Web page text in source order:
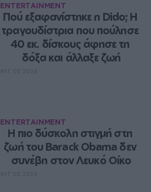
ENTERTAINMENT
Πού εξαφανίστηκε η Dido; Η
τραγουδίστρια που πούλησε
40 εκ. δίσκους άφησε τη
δόξα και άλλαξε ζωή
ENTERTAINMENT
Η πιο δύσκολη στιγμή στη
ζωή του Barack Obama δεν
συνέβη στον Λευκό Οίκο